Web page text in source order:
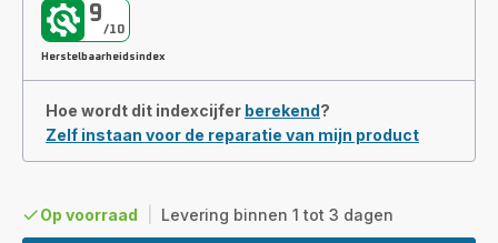
9
/10
Herstelbaarheidsindex
Hoe wordt dit indexcijfer berekend?
Zelf instaan voor de reparatie van mijn product
Op voorraad Levering binnen 1 tot 3 dagen